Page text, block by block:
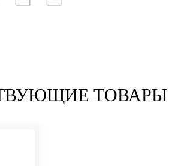
ТОВАРЫ